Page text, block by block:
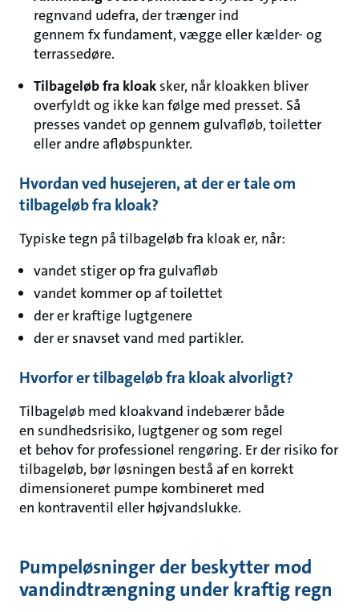
regnvand udefra, der trænger ind
gennem fx fundament, vægge eller kælder- og
terrassedøre.
Tilbageløb fra kloak sker, når kloakken bliver
overfyldt og ikke kan følge med presset. Så
presses vandet op gennem gulvafløb, toiletter
eller andre afløbspunkter.
Hvordan ved husejeren, at der er tale om
tilbageløb fra kloak?
Typiske tegn på tilbageløb fra kloak er, når:
vandet stiger op fra gulvafløb
vandet kommer op af toilettet
der er kraftige lugtgenere
der er snavset vand med partikler.
Hvorfor er tilbageløb fra kloak alvorligt?
Tilbageløb med kloakvand indebærer både
en sundhedsrisiko, lugtgener og som regel
et behov for professionel rengøring. Er der risiko for
tilbageløb, bør løsningen bestå af en korrekt
dimensioneret pumpe kombineret med
en kontraventil eller højvandslukke.
Pumpeløsninger der beskytter mod
vandindtrængning under kraftig regn